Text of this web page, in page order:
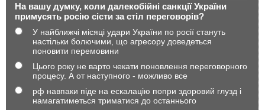
На вашу думку, коли далекобійні санкції України
примусять росію сісти за стіл переговорів?
У найближчі місяці удари України по росії стануть
настільки болючими, що агресору доведеться
поновити перемовини
Цього року не варто чекати поновлення переговорного
процесу. А от наступного - можливо все
рф навпаки піде на ескалацію попри здоровий глузд і
намагатиметься триматися до останнього